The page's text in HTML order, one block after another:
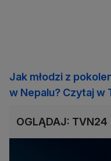
Jak młodzi z
w Nepalu? Czytaj w
OGLĄDAJ: TVN24